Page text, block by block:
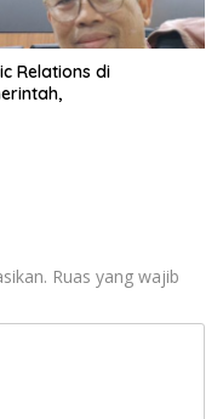
Relations di
Ruas yang wajib